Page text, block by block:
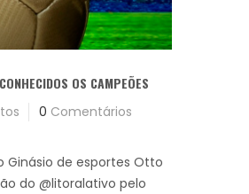
OS CAMPEÕES
0 Comentários
Ginásio de esportes Otto
do @litoralativo pelo